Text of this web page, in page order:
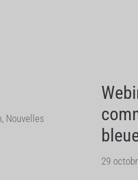
, Nouvelles
29